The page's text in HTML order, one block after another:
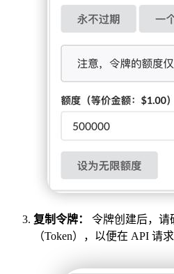
复制令牌：
令牌创建后，请
（Token），以便在 API 请